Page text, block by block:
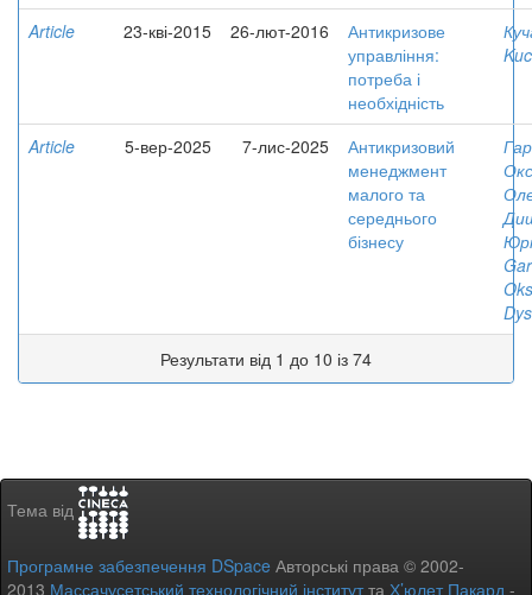
Article
23-кві-2015 26-лют-2016
Антикризове
управління:
потреба і
необхідність
Article 5-вер-2025 7-лис-2025
Антикризовий
менеджмент
малого та
середнього
бізнесу
Результати від 1 до 10 із 74
Тема від
Програмне забезпечення DSpace Авторські права © 2002-
2013 Массачусетський технологічний інститутта Х’юлет Пакард -